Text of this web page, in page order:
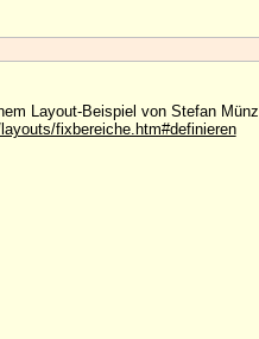
Layout-Beispiel von Stefan Münz
fixbereiche.htm#definieren